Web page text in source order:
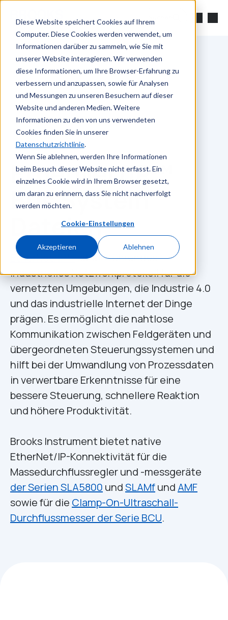
Diese Website speichert Cookies auf Ihrem
Computer. Diese Cookies werden verwendet, um
Informationen darüber zu sammeln, wie Sie mit
unserer Website interagieren. Wir verwenden
diese Informationen, um Ihre Browser-Erfahrung zu
verbessern und anzupassen, sowie für Analysen
und Messungen zu unseren Besuchern auf dieser
Website und anderen Medien. Weitere
Informationen zu den von uns verwendeten
Cookies finden Sie in unserer
Datenschutzrichtlinie.
Wenn Sie ablehnen, werden Ihre Informationen
beim Besuch dieser Website nicht erfasst. Ein
einzelnes Cookie wird in Ihrem Browser gesetzt,
um daran zu erinnern, dass Sie nicht nachverfolgt
werden möchten.
Cookie-Einstellungen
Akzeptieren Ablehnen
Zum Hauptinhalt springen
EtherNet/IP™
Bus System
Dateien
EtherNet/IP™ist ein führendes
industrielles Netzwerkprotokoll für die
vernetzten Umgebungen, die Industrie 4.0
und das industrielle Internet der Dinge
prägen. Es ermöglicht die nahtlose
Kommunikation zwischen Feldgeräten und
übergeordneten Steuerungssystemen und
hilft bei der Umwandlung von Prozessdaten
in verwertbare Erkenntnisse für eine
bessere Steuerung, schnellere Reaktion
und höhere Produktivität.
Brooks Instrument bietet native
EtherNet/IP-Konnektivität für die
Massedurchflussregler und -messgeräte
der Serien SLA5800 undSLAMfund AMF
sowie für die Clamp-On-Ultraschall-
Durchflussmesser der Serie BCU.